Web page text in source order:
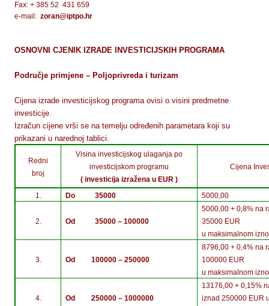
Fax: + 385 52 431 659
e-mail: zoran@iptpo.hr
OSNOVNI CJENIK IZRADE INVESTICIJSKIH PROGRAMA
Područje primjene – Poljoprivreda i turizam
Cijena izrade investicijskog programa ovisi o visini predmetne
investicije.
Izračun cijene vrši se na temelju određenih parametara koji su
prikazani u narednoj tablici
Redni
broj
Visina investicijskog ulaganja po
investicijskom programu
( investicija izražena u EUR )
Cijena
1. Do 35000 5000,00
2. Od 35000 – 100000
5000,00 + 0,8% na
35000 EUR
u maksimalnom
3. Od 100000 – 250000
8796,00 + 0,4% na
100000 EUR
u maksimalnom
4. Od 250000 – 1000000
13176,00 + 0,15%
iznad 250000 EUR